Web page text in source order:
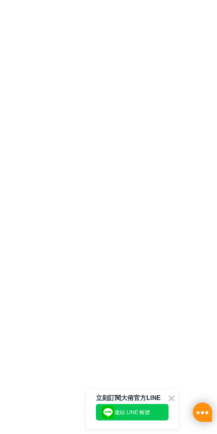
立刻訂閱大侑官方LINE
連結 LINE 帳號